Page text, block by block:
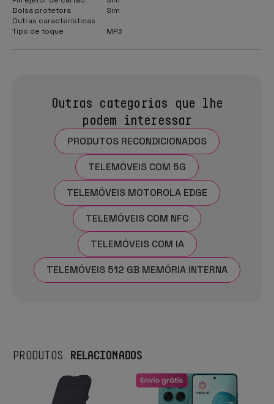
Bolsa protetora
Sim
Outras características
Tipo de toque
MP3
Outras categorias que lhe
podem interessar
PRODUTOS RECONDICIONADOS
TELEMÓVEIS COM 5G
TELEMÓVEIS MOTOROLA EDGE
TELEMÓVEIS COM NFC
TELEMÓVEIS COM IA
TELEMÓVEIS 512 GB MEMÓRIA INTERNA
PRODUTOS RELACIONADOS